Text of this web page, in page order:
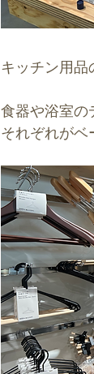
キッチン用品
食器や浴室の
それぞれがベ